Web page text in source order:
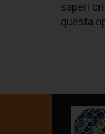
saperi
questa